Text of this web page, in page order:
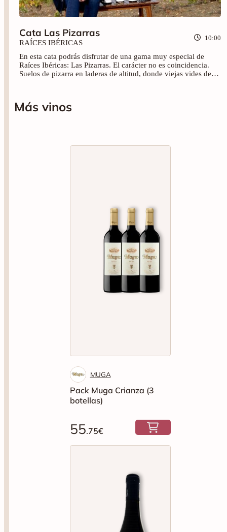
Cata Las Pizarras
RAÍCES IBÉRICAS
10:00
En esta cata podrás disfrutar de una gama muy especial de
Raíces Ibéricas: Las Pizarras. El carácter no es coincidencia.
Suelos de pizarra en laderas de altitud, donde viejas vides de
Más vinos
MUGA
Pack Muga Crianza (3
botellas)
55.75€